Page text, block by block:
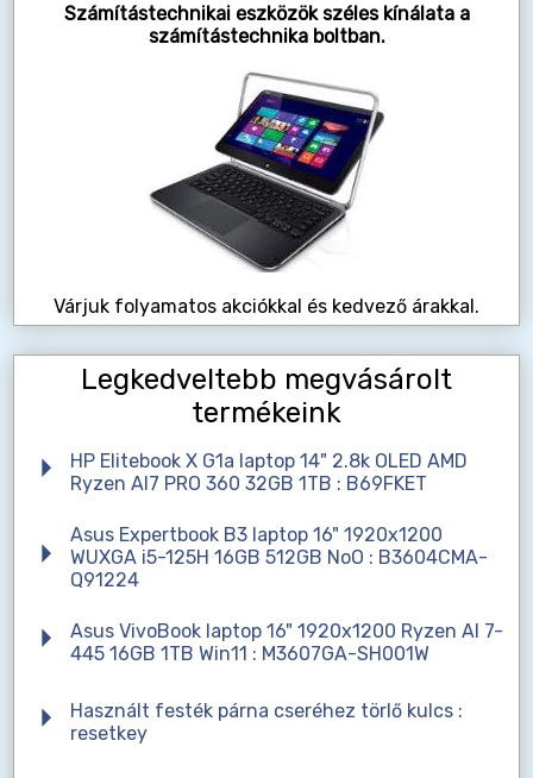
Számítástechnikai eszközök széles kínálata a
számítástechnika boltban.
Várjuk folyamatos akciókkal és kedvező árakkal.
Legkedveltebb megvásárolt
termékeink
HP Elitebook X G1a laptop 14" 2.8k OLED AMD
Ryzen AI7 PRO 360 32GB 1TB : B69FKET
Asus Expertbook B3 laptop 16" 1920x1200
WUXGA i5-125H 16GB 512GB NoO : B3604CMA-
Q91224
Asus VivoBook laptop 16" 1920x1200 Ryzen AI 7-
445 16GB 1TB Win11 : M3607GA-SH001W
Használt festék párna cseréhez törlő kulcs :
resetkey